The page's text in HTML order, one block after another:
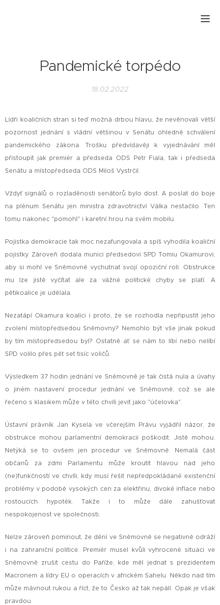
Pandemické torpédo
18.02.2022
Lídři koaličních stran si teď možná drbou hlavu, že nevěnovali větší
pozornost jednání s vládní většinou v Senátu ohledně schválení
pandemického zákona. Trošku předvídavěji k vyjednávání měl
přistoupit jak premiér a předseda ODS Petr Fiala, tak i předseda
Senátu a místopředseda ODS Miloš Vystrčil.
Vždyť signálů o rozladěnosti senátorů bylo dost. A poslat do boje
na plénum Senátu jen ministra zdravotnictví Válka nestačilo. Ten
tomu nakonec "pomohl" i karetní hrou na svém mobilu.
Pojistka demokracie tak moc nezafungovala a spíš vyhodila koaliční
pojistky. Zároveň dodala munici předsedovi SPD Tomiu Okamurovi,
aby si mohl ve Sněmovně vychutnat svojí opoziční roli. Obstrukce
mu lze jistě vyčítat ale za vážné politické chyby se platí. A
pětikoalice je udělala.
Nezatápí Okamura koalici i proto, že se rozhodla nepřipustit jeho
zvolení místopředsedou Sněmovny? Nemohlo být vše jinak pokud
by tím místopředsedou byl? Ostatně ať se nám to líbí nebo nelíbí
SPD volilo přes pět set tisíc voličů.
Výsledkem 37 hodin jednání ve Sněmovně je tak čistá nula a úvahy
o jiném nastavení procedur jednání ve Sněmovně, což se ale
řečeno s klasikem může v této chvíli jevit jako "účelovka".
Ústavní právník Jan Kysela ve včerejším Právu vyjádřil názor, že
obstrukce mohou parlamentní demokracii poškodit. Jistě mohou.
Netýká se to ovšem jen procedur ve Sněmovně. Nemalá část
občanů za zdmi Parlamentu může kroutit hlavou nad jeho
(ne)funkčností ve chvíli, kdy musí řešit nepředpokládané existenční
problémy v podobě vysokých cen za elektřinu, divoké inflace nebo
rostoucích hypoték. Takže i to může dále zahušťovat
nespokojenost ve společnosti.
Nelze zároveň pominout, že dění ve Sněmovně se negativně odráží
i na zahraniční politice. Premiér musel kvůli vyhrocené situaci ve
Sněmovně zrušit cestu do Paříže, kde měl jednat s prezidentem
Macronem a lídry EU o operacích v africkém Sahelu. Někdo nad tím
může mávnout rukou a říct, že to Česko až tak nepálí. Opak je však
pravdou.